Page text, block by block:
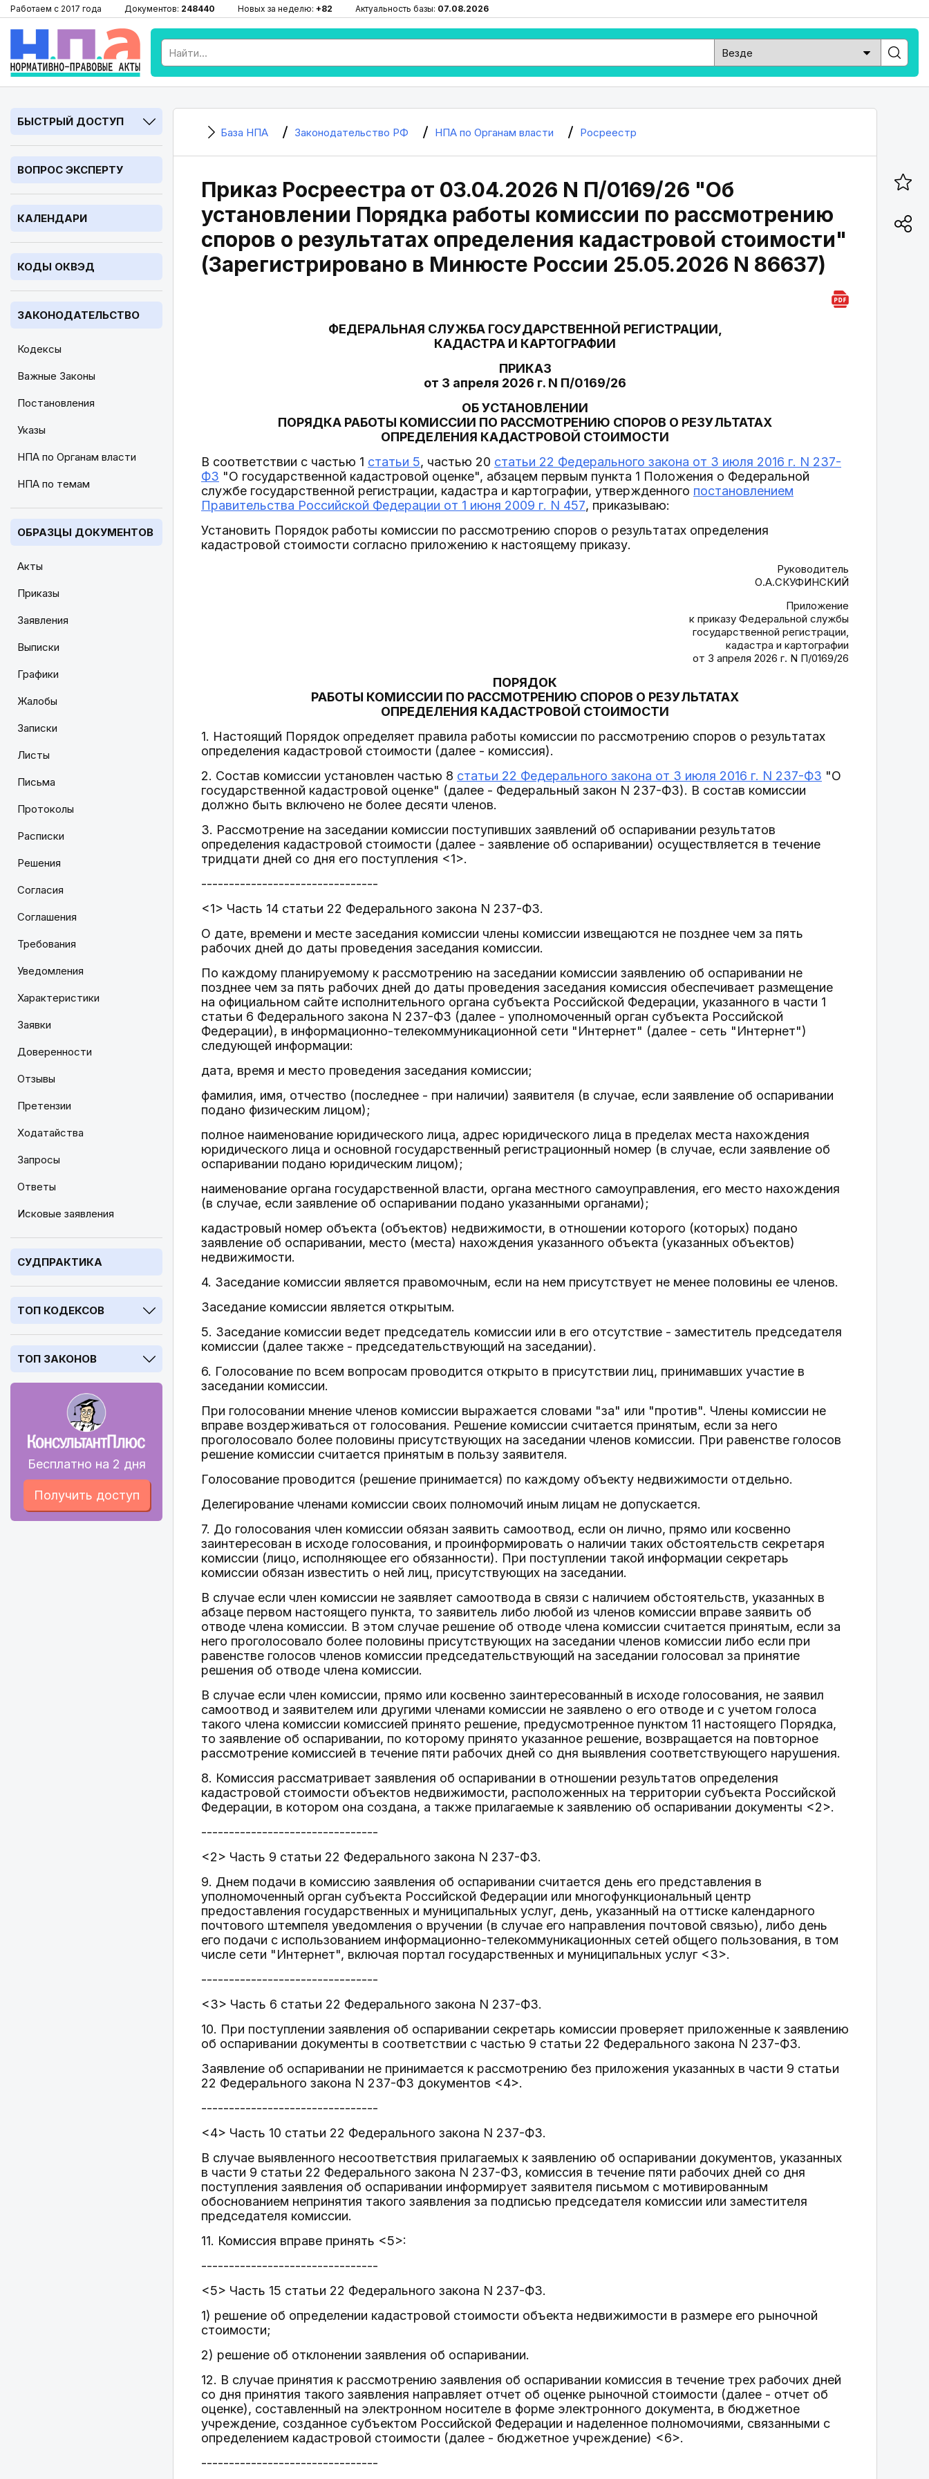
Работаем с 2017 года Документов: 248440 Новых за неделю: +82 Актуальность базы: 07.08.2026
БЫСТРЫЙ ДОСТУП
ВОПРОС ЭКСПЕРТУ
КАЛЕНДАРИ
КОДЫ ОКВЭД
ЗАКОНОДАТЕЛЬСТВО
Кодексы
Важные Законы
Постановления
Указы
НПА по Органам власти
НПА по темам
ОБРАЗЦЫ ДОКУМЕНТОВ
Акты
Приказы
Заявления
Выписки
Графики
Жалобы
Записки
Листы
Письма
Протоколы
Расписки
Решения
Согласия
Соглашения
Требования
Уведомления
Характеристики
Заявки
Доверенности
Отзывы
Претензии
Ходатайства
Запросы
Ответы
Исковые заявления
СУДПРАКТИКА
ТОП КОДЕКСОВ
ТОП ЗАКОНОВ
Бесплатно на 2 дня
Получить доступ
База НПА Законодательство РФ НПА по Органам власти Росреестр
Приказ Росреестра от 03.04.2026 N П/0169/26 "Об
установлении Порядка работы комиссии по рассмотрению
споров о результатах определения кадастровой стоимости"
(Зарегистрировано в Минюсте России 25.05.2026 N 86637)
ФЕДЕРАЛЬНАЯ СЛУЖБА ГОСУДАРСТВЕННОЙ РЕГИСТРАЦИИ,
КАДАСТРА И КАРТОГРАФИИ
ПРИКАЗ
от 3 апреля 2026 г. N П/0169/26
ОБ УСТАНОВЛЕНИИ
ПОРЯДКА РАБОТЫ КОМИССИИ ПО РАССМОТРЕНИЮ СПОРОВ О РЕЗУЛЬТАТАХ
ОПРЕДЕЛЕНИЯ КАДАСТРОВОЙ СТОИМОСТИ
В соответствии с частью 1 статьи 5, частью 20 статьи 22 Федерального закона от 3 июля 2016 г. N 237-
ФЗ "О государственной кадастровой оценке", абзацем первым пункта 1 Положения о Федеральной
службе государственной регистрации, кадастра и картографии, утвержденного постановлением
Правительства Российской Федерации от 1 июня 2009 г. N 457, приказываю:
Установить Порядок работы комиссии по рассмотрению споров о результатах определения
кадастровой стоимости согласно приложению к настоящему приказу.
Руководитель
О.А.СКУФИНСКИЙ
Приложение
к приказу Федеральной службы
государственной регистрации,
кадастра и картографии
от 3 апреля 2026 г. N П/0169/26
ПОРЯДОК
РАБОТЫ КОМИССИИ ПО РАССМОТРЕНИЮ СПОРОВ О РЕЗУЛЬТАТАХ
ОПРЕДЕЛЕНИЯ КАДАСТРОВОЙ СТОИМОСТИ
1. Настоящий Порядок определяет правила работы комиссии по рассмотрению споров о результатах
определения кадастровой стоимости (далее - комиссия).
2. Состав комиссии установлен частью 8 статьи 22 Федерального закона от 3 июля 2016 г. N 237-ФЗ "О
государственной кадастровой оценке" (далее - Федеральный закон N 237-ФЗ). В состав комиссии
должно быть включено не более десяти членов.
3. Рассмотрение на заседании комиссии поступивших заявлений об оспаривании результатов
определения кадастровой стоимости (далее - заявление об оспаривании) осуществляется в течение
тридцати дней со дня его поступления <1>.
--------------------------------
<1> Часть 14 статьи 22 Федерального закона N 237-ФЗ.
О дате, времени и месте заседания комиссии члены комиссии извещаются не позднее чем за пять
рабочих дней до даты проведения заседания комиссии.
По каждому планируемому к рассмотрению на заседании комиссии заявлению об оспаривании не
позднее чем за пять рабочих дней до даты проведения заседания комиссия обеспечивает размещение
на официальном сайте исполнительного органа субъекта Российской Федерации, указанного в части 1
статьи 6 Федерального закона N 237-ФЗ (далее - уполномоченный орган субъекта Российской
Федерации), в информационно-телекоммуникационной сети "Интернет" (далее - сеть "Интернет")
следующей информации:
дата, время и место проведения заседания комиссии;
фамилия, имя, отчество (последнее - при наличии) заявителя (в случае, если заявление об оспаривании
подано физическим лицом);
полное наименование юридического лица, адрес юридического лица в пределах места нахождения
юридического лица и основной государственный регистрационный номер (в случае, если заявление об
оспаривании подано юридическим лицом);
наименование органа государственной власти, органа местного самоуправления, его место нахождения
(в случае, если заявление об оспаривании подано указанными органами);
кадастровый номер объекта (объектов) недвижимости, в отношении которого (которых) подано
заявление об оспаривании, место (места) нахождения указанного объекта (указанных объектов)
недвижимости.
4. Заседание комиссии является правомочным, если на нем присутствует не менее половины ее членов.
Заседание комиссии является открытым.
5. Заседание комиссии ведет председатель комиссии или в его отсутствие - заместитель председателя
комиссии (далее также - председательствующий на заседании).
6. Голосование по всем вопросам проводится открыто в присутствии лиц, принимавших участие в
заседании комиссии.
При голосовании мнение членов комиссии выражается словами "за" или "против". Члены комиссии не
вправе воздерживаться от голосования. Решение комиссии считается принятым, если за него
проголосовало более половины присутствующих на заседании членов комиссии. При равенстве голосов
решение комиссии считается принятым в пользу заявителя.
Голосование проводится (решение принимается) по каждому объекту недвижимости отдельно.
Делегирование членами комиссии своих полномочий иным лицам не допускается.
7. До голосования член комиссии обязан заявить самоотвод, если он лично, прямо или косвенно
заинтересован в исходе голосования, и проинформировать о наличии таких обстоятельств секретаря
комиссии (лицо, исполняющее его обязанности). При поступлении такой информации секретарь
комиссии обязан известить о ней лиц, присутствующих на заседании.
В случае если член комиссии не заявляет самоотвода в связи с наличием обстоятельств, указанных в
абзаце первом настоящего пункта, то заявитель либо любой из членов комиссии вправе заявить об
отводе члена комиссии. В этом случае решение об отводе члена комиссии считается принятым, если за
него проголосовало более половины присутствующих на заседании членов комиссии либо если при
равенстве голосов членов комиссии председательствующий на заседании голосовал за принятие
решения об отводе члена комиссии.
В случае если член комиссии, прямо или косвенно заинтересованный в исходе голосования, не заявил
самоотвод и заявителем или другими членами комиссии не заявлено о его отводе и с учетом голоса
такого члена комиссии комиссией принято решение, предусмотренное пунктом 11 настоящего Порядка,
то заявление об оспаривании, по которому принято указанное решение, возвращается на повторное
рассмотрение комиссией в течение пяти рабочих дней со дня выявления соответствующего нарушения.
8. Комиссия рассматривает заявления об оспаривании в отношении результатов определения
кадастровой стоимости объектов недвижимости, расположенных на территории субъекта Российской
Федерации, в котором она создана, а также прилагаемые к заявлению об оспаривании документы <2>.
--------------------------------
<2> Часть 9 статьи 22 Федерального закона N 237-ФЗ.
9. Днем подачи в комиссию заявления об оспаривании считается день его представления в
уполномоченный орган субъекта Российской Федерации или многофункциональный центр
предоставления государственных и муниципальных услуг, день, указанный на оттиске календарного
почтового штемпеля уведомления о вручении (в случае его направления почтовой связью), либо день
его подачи с использованием информационно-телекоммуникационных сетей общего пользования, в том
числе сети "Интернет", включая портал государственных и муниципальных услуг <3>.
--------------------------------
<3> Часть 6 статьи 22 Федерального закона N 237-ФЗ.
10. При поступлении заявления об оспаривании секретарь комиссии проверяет приложенные к заявлению
об оспаривании документы в соответствии с частью 9 статьи 22 Федерального закона N 237-ФЗ.
Заявление об оспаривании не принимается к рассмотрению без приложения указанных в части 9 статьи
22 Федерального закона N 237-ФЗ документов <4>.
--------------------------------
<4> Часть 10 статьи 22 Федерального закона N 237-ФЗ.
В случае выявленного несоответствия прилагаемых к заявлению об оспаривании документов, указанных
в части 9 статьи 22 Федерального закона N 237-ФЗ, комиссия в течение пяти рабочих дней со дня
поступления заявления об оспаривании информирует заявителя письмом с мотивированным
обоснованием непринятия такого заявления за подписью председателя комиссии или заместителя
председателя комиссии.
11. Комиссия вправе принять <5>:
--------------------------------
<5> Часть 15 статьи 22 Федерального закона N 237-ФЗ.
1) решение об определении кадастровой стоимости объекта недвижимости в размере его рыночной
стоимости;
2) решение об отклонении заявления об оспаривании.
12. В случае принятия к рассмотрению заявления об оспаривании комиссия в течение трех рабочих дней
со дня принятия такого заявления направляет отчет об оценке рыночной стоимости (далее - отчет об
оценке), составленный на электронном носителе в форме электронного документа, в бюджетное
учреждение, созданное субъектом Российской Федерации и наделенное полномочиями, связанными с
определением кадастровой стоимости (далее - бюджетное учреждение) <6>.
--------------------------------